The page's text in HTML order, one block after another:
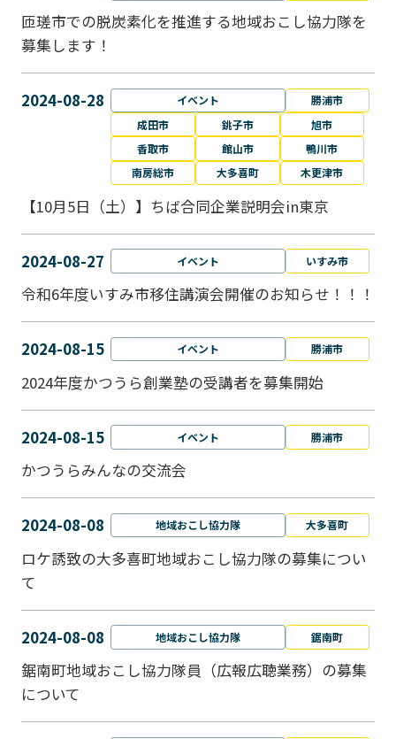
匝瑳市での脱炭素化を推進する地域おこし協⼒隊を
募集します！
2024-08-28 イベント
勝浦市
成田市
銚子市
旭市
香取市
館山市
鴨川市
南房総市
大多喜町 木更津市
【10月5日（土）】ちば合同企業説明会in東京
2024-08-27 イベント いすみ市
令和6年度いすみ市移住講演会開催のお知らせ！！！
2024-08-15 イベント 勝浦市
2024年度かつうら創業塾の受講者を募集開始
2024-08-15 イベント 勝浦市
かつうらみんなの交流会
2024-08-08 地域おこし協力隊 大多喜町
ロケ誘致の大多喜町地域おこし協力隊の募集につい
て
2024-08-08 地域おこし協力隊 鋸南町
鋸南町地域おこし協力隊員（広報広聴業務）の募集
について